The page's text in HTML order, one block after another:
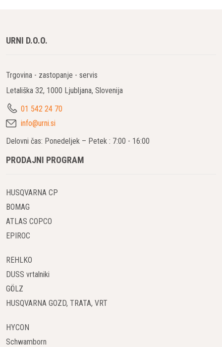
URNI D.O.O.
Trgovina - zastopanje - servis
Letališka 32, 1000 Ljubljana, Slovenija
01 542 24 70
info@urni.si
Delovni čas: Ponedeljek – Petek : 7:00 - 16:00
PRODAJNI PROGRAM
HUSQVARNA CP
BOMAG
ATLAS COPCO
EPIROC
REHLKO
DUSS vrtalniki
GÖLZ
HUSQVARNA GOZD, TRATA, VRT
HYCON
Schwamborn